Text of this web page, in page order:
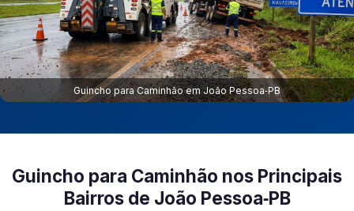
Guincho para Caminhão em João Pessoa‑PB
Guincho para Caminhão nos Principais
Bairros de João Pessoa‑PB